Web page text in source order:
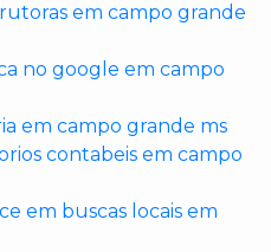
em campo grande
no google em campo
em campo grande ms
contabeis em campo
em buscas locais em